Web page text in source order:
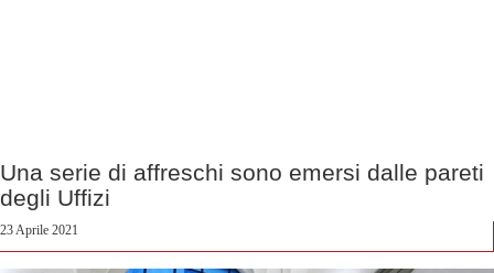
Una serie di affreschi sono emersi dalle pareti
degli Uffizi
23 Aprile 2021